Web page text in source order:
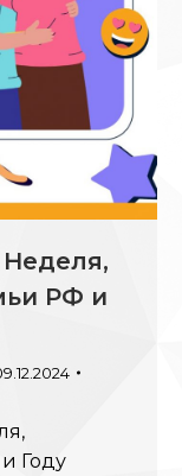
Неделя,
РФ и
Году